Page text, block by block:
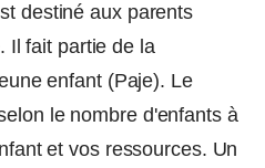
destiné aux parents
Il fait partie de la
enfant (Paje). Le
le nombre d'enfants à
et vos ressources. Un